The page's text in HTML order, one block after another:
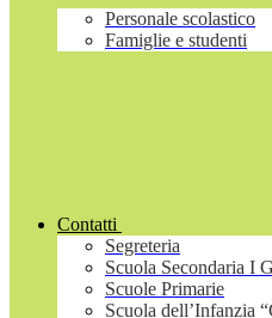
Personale scolastico
Famiglie e studenti
Contatti
Segreteria
Scuola Secondaria I
Scuole Primarie
Scuola dell’Infanzia